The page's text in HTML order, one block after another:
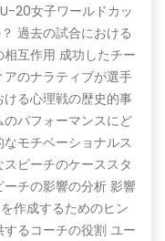
20女子ワールドカッ
過去の試合における
互作用 成功したチー
のナラティブが選手
る心理戦の歴史的事
パフォーマンスにど
モチベーショナルス
ピーチのケーススタ
チの影響の分析 影響
作成するためのヒン
るコーチの役割 ユー